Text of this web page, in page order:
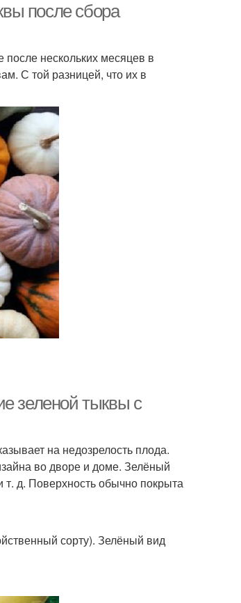
после сбора
нескольких месяцев в
С той разницей, что их в
зеленой тыквы с
на недозрелость плода.
во дворе и доме. Зелёный
д. Поверхность обычно покрыта
сорту). Зелёный вид